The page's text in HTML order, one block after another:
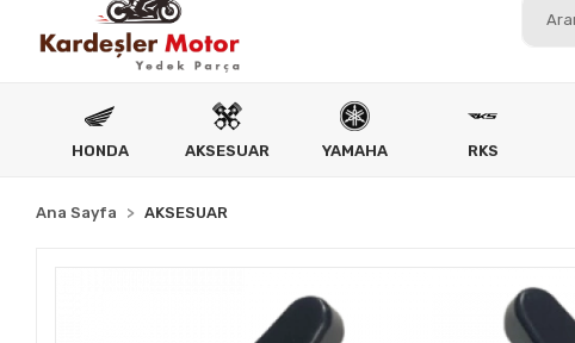
HONDA AKSESUAR YAMAHA RKS
Ana Sayfa AKSESUAR